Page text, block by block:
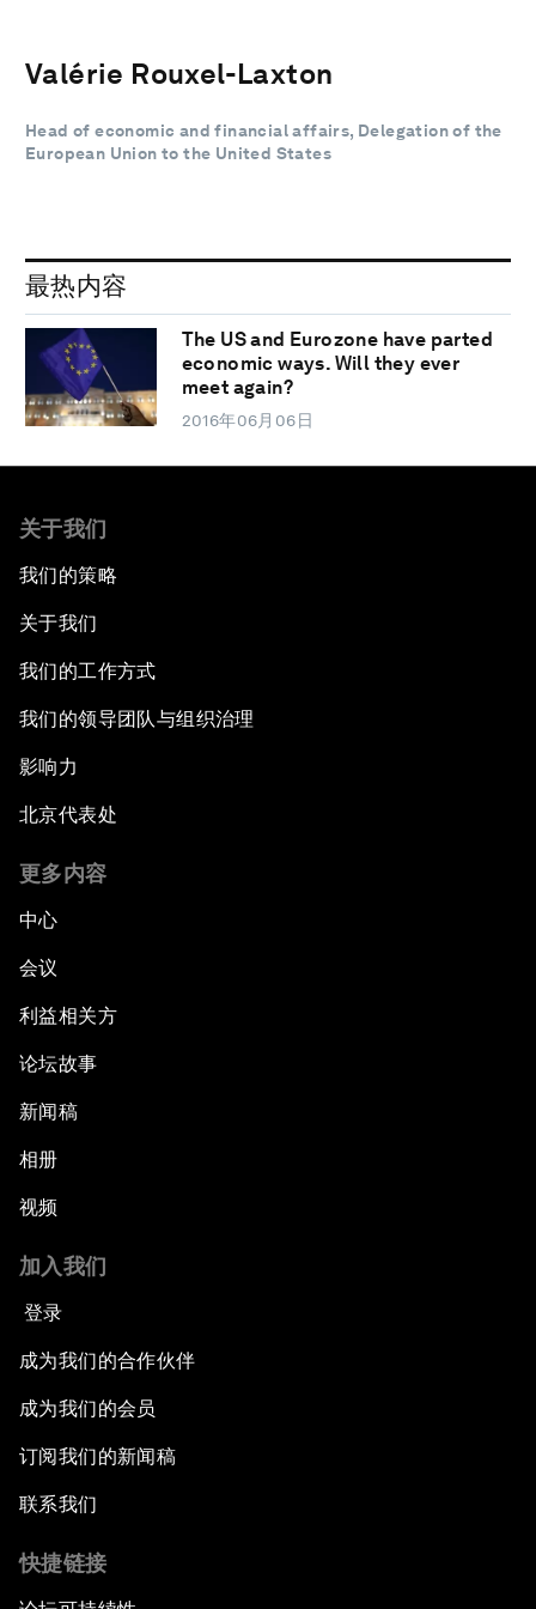
Valérie Rouxel-Laxton
Head of economic and financial affairs, Delegation of the
European Union to the United States
最热内容
The US and Eurozone have parted
economic ways. Will they ever
meet again?
2016年06月06日
关于我们
我们的策略
关于我们
我们的工作方式
我们的领导团队与组织治理
影响力
北京代表处
更多内容
中心
会议
利益相关方
论坛故事
新闻稿
相册
视频
加入我们
登录
成为我们的合作伙伴
成为我们的会员
订阅我们的新闻稿
联系我们
快捷链接